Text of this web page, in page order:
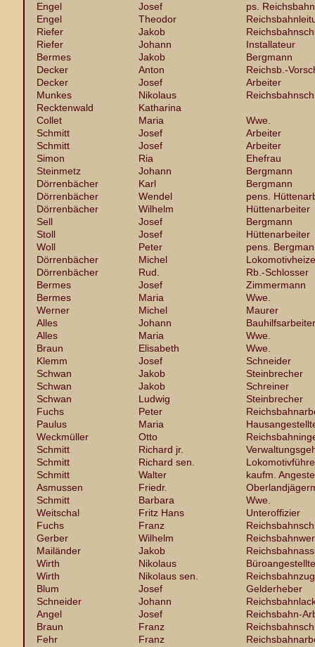
Engel
Josef
ps.
Engel
Theodor
Riefer
Jakob
Riefer
Johann
Installateur
Bermes
Jakob
Bergmann
Decker
Anton
Reichsb.-
Decker
Josef
Arbeiter
Munkes
Nikolaus
Recktenwald
Katharina
Collet
Maria
Wwe.
Schmitt
Josef
Arbeiter
Schmitt
Josef
Arbeiter
Simon
Ria
Ehefrau
Steinmetz
Johann
Bergmann
Dörrenbächer
Karl
Bergmann
Dörrenbächer
Wendel
pens.
Dörrenbächer
Wilhelm
Hüttenarbeiter
Sell
Josef
Bergmann
Stoll
Josef
Hüttenarbeiter
Woll
Peter
pens.
Dörrenbächer
Michel
Dörrenbächer
Rud.
Rb.-Schlosser
Bermes
Josef
Zimmermann
Bermes
Maria
Wwe.
Werner
Michel
Maurer
Alles
Johann
Bauhilfsarbeiter
Alles
Maria
Wwe.
Braun
Elisabeth
Wwe.
Klemm
Josef
Schneider
Schwan
Jakob
Steinbrecher
Schwan
Jakob
Schreiner
Schwan
Ludwig
Steinbrecher
Fuchs
Peter
Paulus
Maria
Weckmüller
Otto
Schmitt
Richard jr.
Schmitt
Richard sen.
Schmitt
Walter
kaufm.
Asmussen
Friedr.
Schmitt
Barbara
Wwe.
Weitschal
Fritz Hans
Unteroffizier
Fuchs
Franz
Gerber
Wilhelm
Mailänder
Jakob
Wirth
Nikolaus
Wirth
Nikolaus sen.
Blum
Josef
Gelderheber
Schneider
Johann
Angel
Josef
Reichsbahn-
Braun
Franz
Fehr
Franz